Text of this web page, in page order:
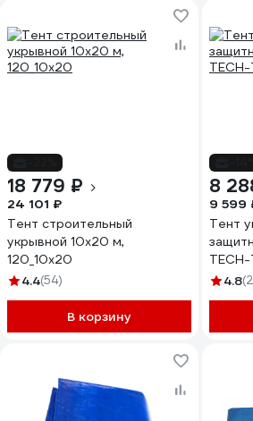
18 779 ₽
24 101 ₽
Тент строительный
укрывной 10х20 м,
120_10х20
4.4(54)
В корзину
8
9 599
Тент
4.8